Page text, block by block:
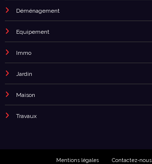
Déménagement
Equipement
Immo
Jardin
Maison
Travaux
Mentions légales Contactez-nous